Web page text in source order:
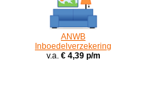
ANWB
Inboedelverzekering
v.a. € 4,39 p/m